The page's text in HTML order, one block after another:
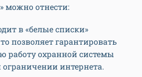
можно отнести:
в «белые списки»
позволяет гарантировать
работу охранной системы
интернета.